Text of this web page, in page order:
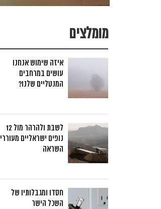
מומלצים
איזה שימוש אנחנו
עושים במרחבים
המנטליים שלנו?
לשבת ולהרהר מול 12
נופים ישראליים מעוררי
השראה
חסדו ומגבלותיו של
השכל הישר